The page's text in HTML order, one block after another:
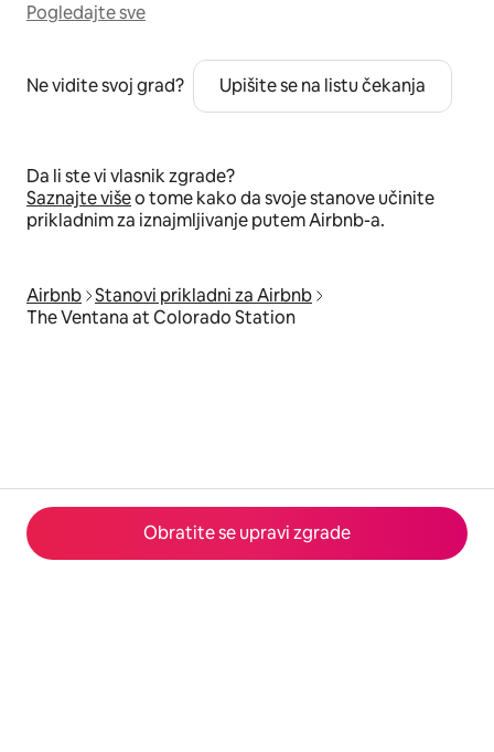
Obratite se upravi zgrade
Pogledajte sve
Ne vidite svoj grad? Upišite se na listu čekanja
Da li ste vi vlasnik zgrade?
Saznajte višeo tome kako da svoje stanove učinite
prikladnim za iznajmljivanje putem Airbnb-a.
Airbnb Stanovi prikladni za Airbnb
The Ventana at Colorado Station